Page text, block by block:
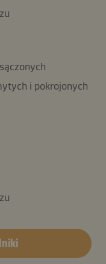
i pokrojonych